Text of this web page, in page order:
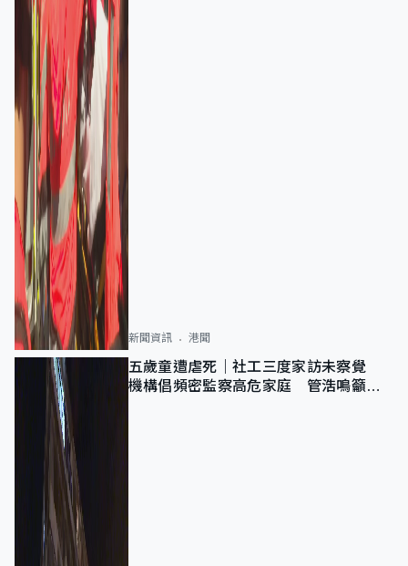
新聞資訊 港聞
五歲童遭虐死｜社工三度家訪未察覺
機構倡頻密監察高危家庭 管浩鳴籲加